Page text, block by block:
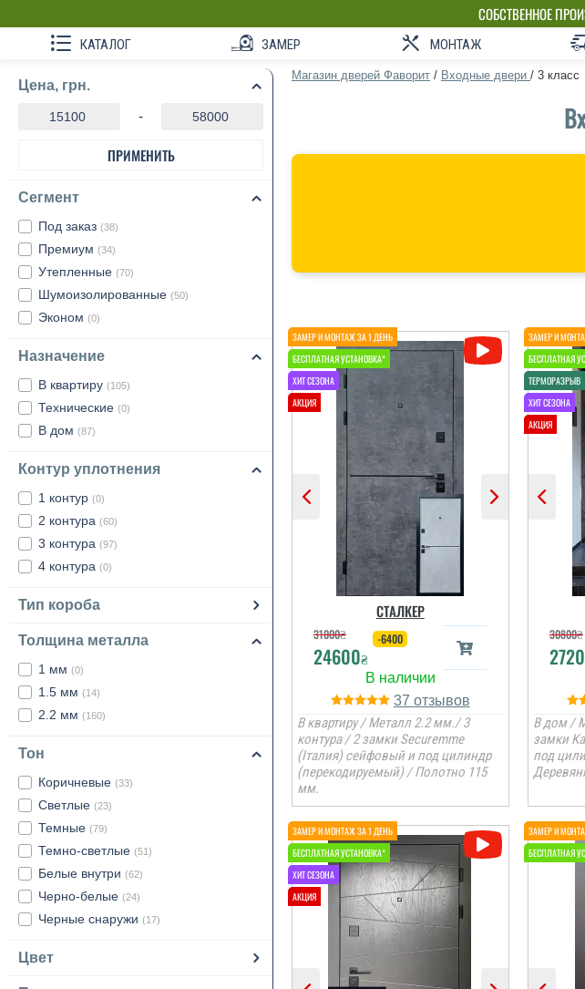
СОБСТВЕННОЕ
КАТАЛОГ ЗАМЕР МОНТАЖ
Цена, грн.
-
ПРИМЕНИТЬ
Сегмент
Под заказ (38)
Премиум (34)
Утепленные (70)
Шумоизолированные (50)
Эконом (0)
Назначение
В квартиру (105)
Технические (0)
В дом (87)
Контур уплотнения
1 контур (0)
2 контура (60)
3 контура (97)
4 контура (0)
Тип короба
Толщина металла
1 мм (0)
1.5 мм (14)
2.2 мм (160)
Тон
Коричневые (33)
Светлые (23)
Темные (79)
Темно-светлые (51)
Белые внутри (62)
Черно-белые (24)
Черные снаружи (17)
Цвет
Магазин дверей Фаворит / Входные двери / 3 класс
СТАЛКЕР
31000₴
24600₴
-6400
37
В квартиру / Металл 2.2 мм./ 3
контура / 2 замки Securemme
(Італия) сейфовый и под цилиндр
(перекодируемый) / Полотно 115
мм.
30800₴
В дом /
замки
под